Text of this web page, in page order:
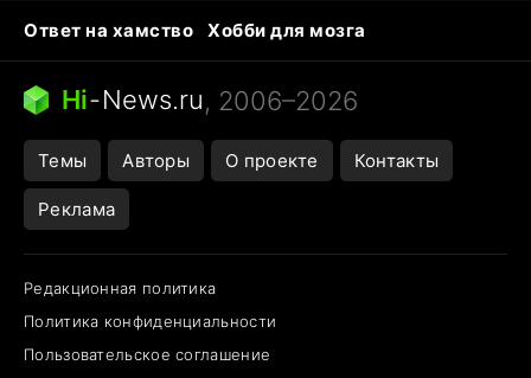
Ответ на хамство
Хобби для мозга
Бензин 100 vs 95
Тунцы в океанариуме
Следующая пандемия
Hi-News.ru, 2006–2026
Темы Авторы О проекте Контакты
Реклама
Редакционная политика
Политика конфиденциальности
Пользовательское соглашение